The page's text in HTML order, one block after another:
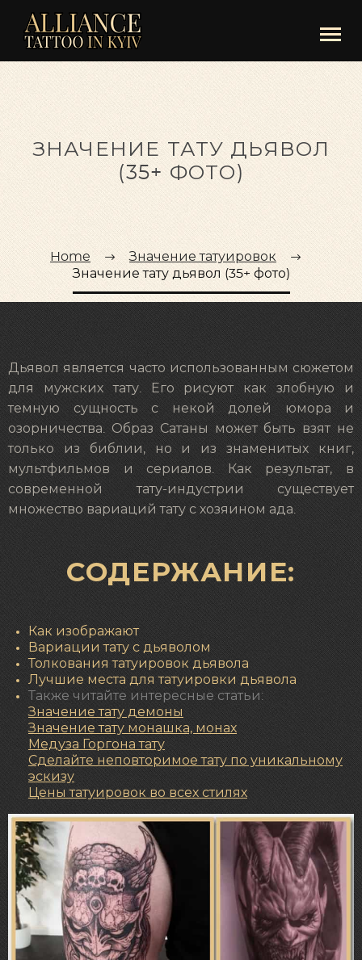
ЗНАЧЕНИЕ ТАТУ ДЬЯВОЛ
(35+ ФОТО)
Home
Значение татуировок
Значение тату дьявол (35+ фото)
Дьявол является часто использованным сюжетом
для мужских тату. Его рисуют как злобную и
темную сущность с некой долей юмора и
озорничества. Образ Сатаны может быть взят не
только из библии, но и из знаменитых книг,
мультфильмов и сериалов. Как результат, в
современной тату-индустрии существует
множество вариаций тату с хозяином ада.
СОДЕРЖАНИЕ:
Как изображают
Вариации тату с дьяволом
Толкования татуировок дьявола
Лучшие места для татуировки дьявола
Также читайте интересные статьи:
Значение тату демоны
Значение тату монашка, монах
Медуза Горгона тату
Сделайте неповторимое тату по уникальному
эскизу
Цены татуировок во всех стилях